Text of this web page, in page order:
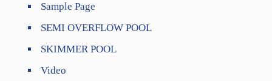
Sample Page
SEMI OVERFLOW POOL
SKIMMER POOL
Video